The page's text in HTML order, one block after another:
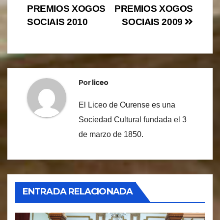
de
PREMIOS XOGOS
SOCIAIS 2009
PREMIOS XOGOS
SOCIAIS 2010
Porliceo
El Liceo de Ourense es una
Sociedad Cultural fundada el 3
de marzo de 1850.
ENTRADA RELACIONADA